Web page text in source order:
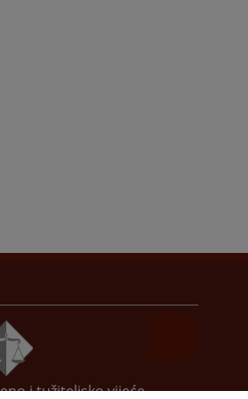
i tužiteljsko vijeće